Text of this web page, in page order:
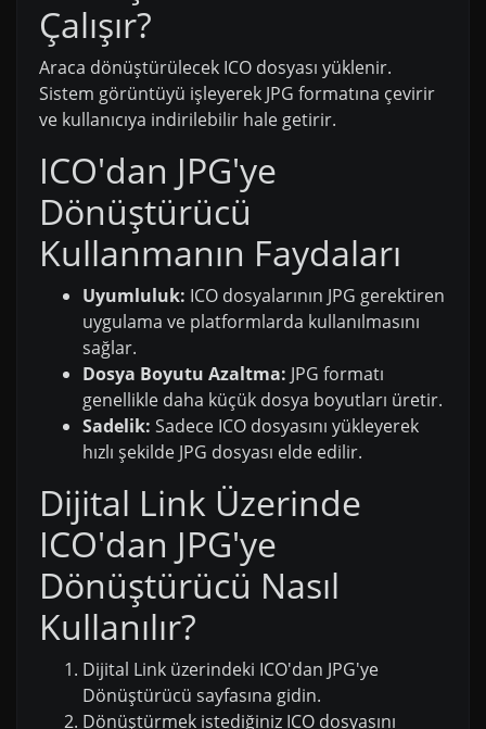
Çalışır?
Araca dönüştürülecek ICO dosyası yüklenir.
Sistem görüntüyü işleyerek JPG formatına çevirir
ve kullanıcıya indirilebilir hale getirir.
ICO'dan JPG'ye
Dönüştürücü
Kullanmanın Faydaları
Uyumluluk: ICO dosyalarının JPG gerektiren
uygulama ve platformlarda kullanılmasını
sağlar.
Dosya Boyutu Azaltma: JPG formatı
genellikle daha küçük dosya boyutları üretir.
Sadelik: Sadece ICO dosyasını yükleyerek
hızlı şekilde JPG dosyası elde edilir.
Dijital Link Üzerinde
ICO'dan JPG'ye
Dönüştürücü Nasıl
Kullanılır?
Dijital Link üzerindeki ICO'dan JPG'ye
Dönüştürücü sayfasına gidin.
Dönüştürmek istediğiniz ICO dosyasını